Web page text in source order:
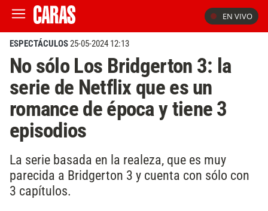
EN VIVO
ESPECTÁCULOS25-05-2024 12:13
No sólo Los Bridgerton 3: la
serie de Netflix que es un
romance de época y tiene 3
episodios
La serie basada en la realeza, que es muy
parecida a Bridgerton 3 y cuenta con sólo con
3 capítulos.